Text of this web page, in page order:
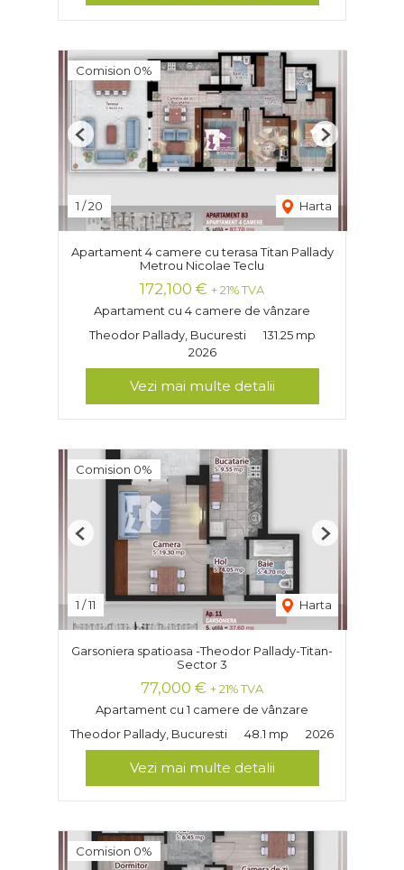
Comision 0%
1 /20 Harta
Previous Next
Apartament 4 camere cu terasa Titan Pallady
Metrou Nicolae Teclu
172,100 € + 21% TVA
Apartament cu 4 camere de vânzare
Theodor Pallady, Bucuresti
131.25 mp
2026
Vezi mai multe detalii
Comision 0%
1 /11 Harta
Previous Next
Garsoniera spatioasa -Theodor Pallady-Titan-
Sector 3
77,000 € + 21% TVA
Apartament cu 1 camere de vânzare
Theodor Pallady, Bucuresti
48.1 mp 2026
Vezi mai multe detalii
Comision 0%